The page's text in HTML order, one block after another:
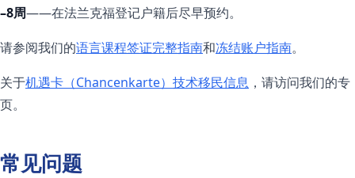
–8周——在法兰克福登记户籍后尽早预约。
请参阅我们的语言课程签证完整指南和冻结账户指南。
关于机遇卡（Chancenkarte）技术移民信息 ，请访问我们的专
页。
常见问题